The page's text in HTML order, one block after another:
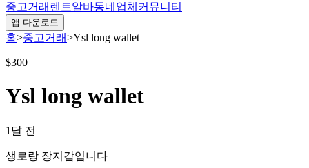
중고거래 렌트알바동네업체 커뮤니티
앱 다운로드
홈>중고거래>Ysl long wallet
$300
Ysl long wallet
1달 전
생로랑 장지갑입니다